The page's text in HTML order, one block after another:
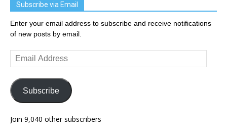
Subscribe via Email
Enter your email address to subscribe and receive notifications
of new posts by email.
Email
Address
Subscribe
Join 9,040 other subscribers